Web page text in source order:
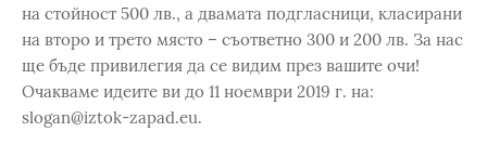
на стойност 500 лв., а двамата подгласници, класирани
на второ и трето място – съответно 300 и 200 лв. За нас
ще бъде привилегия да се видим през вашите очи!
Очакваме идеите ви до 11 ноември 2019 г. на:
slogan@iztok-zapad.eu.